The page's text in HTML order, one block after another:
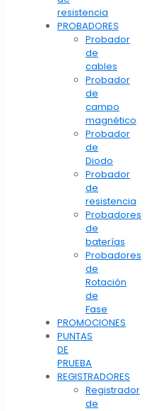
resistencia
PROBADORES
Probador
de
cables
Probador
de
campo
magnético
Probador
de
Diodo
Probador
de
resistencia
Probadores
de
baterías
Probadores
de
Rotación
de
Fase
PROMOCIONES
PUNTAS
DE
PRUEBA
REGISTRADORES
Registrador
de